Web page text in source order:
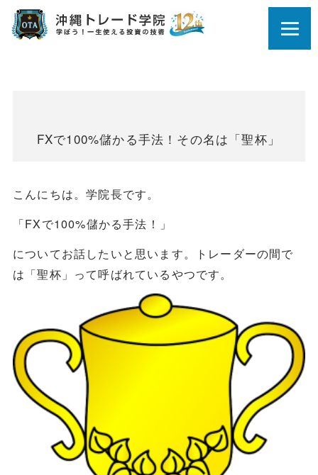
FXで100%儲かる手法！その名は「聖杯」
こんにちは。学院長です。
「FXで100%儲かる手法！」
についてお話したいと思います。トレーダーの間で
は「聖杯」って呼ばれているやつです。